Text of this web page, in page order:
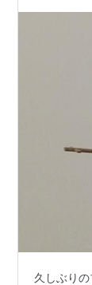
久しぶり